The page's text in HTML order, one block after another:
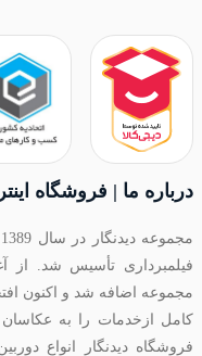
درباره ما | فروشگاه
فیلمبرداری تأسیس شد. از
مجموعه اضافه شد و اکنون
کامل ازخدمات را به
فروشگاه دیدنگار انواع